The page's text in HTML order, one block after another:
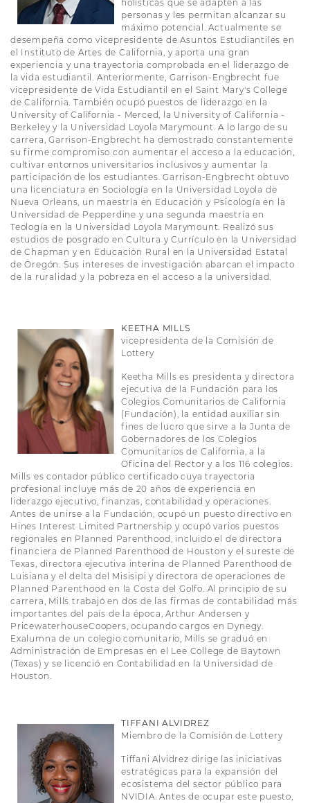
holísticas que se adapten a las
personas y les permitan alcanzar su
máximo potencial. Actualmente se
desempeña como vicepresidente de Asuntos Estudiantiles en
el Instituto de Artes de California, y aporta una gran
experiencia y una trayectoria comprobada en el liderazgo de
la vida estudiantil. Anteriormente, Garrison-Engbrecht fue
vicepresidente de Vida Estudiantil en el Saint Mary's College
de California. También ocupó puestos de liderazgo en la
University of California - Merced, la University of California -
Berkeley y la Universidad Loyola Marymount. A lo largo de su
carrera, Garrison-Engbrecht ha demostrado constantemente
su firme compromiso con aumentar el acceso a la educación,
cultivar entornos universitarios inclusivos y aumentar la
participación de los estudiantes. Garrison-Engbrecht obtuvo
una licenciatura en Sociología en la Universidad Loyola de
Nueva Orleans, un maestría en Educación y Psicología en la
Universidad de Pepperdine y una segunda maestría en
Teología en la Universidad Loyola Marymount. Realizó sus
estudios de posgrado en Cultura y Currículo en la Universidad
de Chapman y en Educación Rural en la Universidad Estatal
de Oregón. Sus intereses de investigación abarcan el impacto
de la ruralidad y la pobreza en el acceso a la universidad.
KEETHA MILLS
vicepresidenta de la Comisión de
Lottery
Keetha Mills es presidenta y directora
ejecutiva de la Fundación para los
Colegios Comunitarios de California
(Fundación), la entidad auxiliar sin
fines de lucro que sirve a la Junta de
Gobernadores de los Colegios
Comunitarios de California, a la
Oficina del Rector y a los 116 colegios.
Mills es contador público certificado cuya trayectoria
profesional incluye más de 20 años de experiencia en
liderazgo ejecutivo, finanzas, contabilidad y operaciones.
Antes de unirse a la Fundación, ocupó un puesto directivo en
Hines Interest Limited Partnership y ocupó varios puestos
regionales en Planned Parenthood, incluido el de directora
financiera de Planned Parenthood de Houston y el sureste de
Texas, directora ejecutiva interina de Planned Parenthood de
Luisiana y el delta del Misisipi y directora de operaciones de
Planned Parenthood en la Costa del Golfo. Al principio de su
carrera, Mills trabajó en dos de las firmas de contabilidad más
importantes del país de la época, Arthur Andersen y
PricewaterhouseCoopers, ocupando cargos en Dynegy.
Exalumna de un colegio comunitario, Mills se graduó en
Administración de Empresas en el Lee College de Baytown
(Texas) y se licenció en Contabilidad en la Universidad de
Houston.
TIFFANI ALVIDREZ
Miembro de la Comisión de Lottery
Tiffani Alvidrez dirige las iniciativas
estratégicas para la expansión del
ecosistema del sector público para
NVIDIA. Antes de ocupar este puesto,